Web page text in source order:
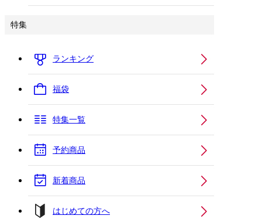
特集
ランキング
福袋
特集一覧
予約商品
新着商品
はじめての方へ